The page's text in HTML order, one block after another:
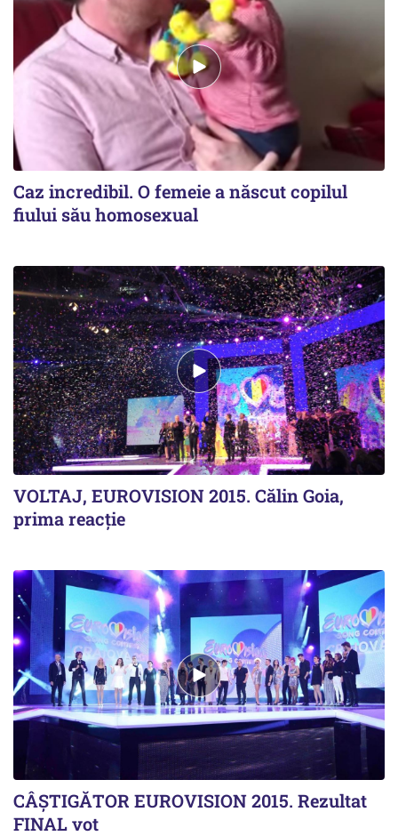
Caz incredibil. O femeie a născut copilul
fiului său homosexual
VOLTAJ, EUROVISION 2015. Călin Goia,
prima reacție
CÂȘTIGĂTOR EUROVISION 2015. Rezultat
FINAL vot